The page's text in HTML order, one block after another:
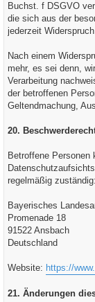
Buchst. f DSGVO
die sich aus der
jederzeit
Nach einem
mehr, es sei denn,
Verarbeitung
der betroffenen
Geltendmachung,
20.
Betroffene Personen
regelmäßig zuständig:
Bayerisches
Promenade 18
91522 Ansbach
Deutschland
Website: https://
21. Änderungen